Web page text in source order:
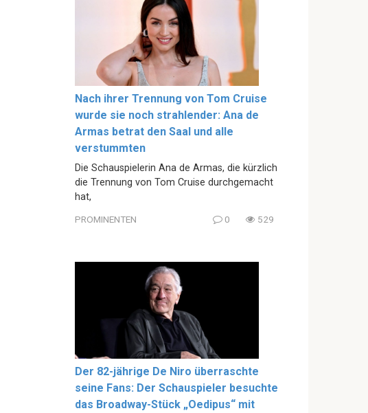
Nach ihrer Trennung von Tom Cruise
wurde sie noch strahlender: Ana de
Armas betrat den Saal und alle
verstummten
Die Schauspielerin Ana de Armas, die kürzlich
die Trennung von Tom Cruise durchgemacht
hat,
PROMINENTEN 0 529
Der 82-jährige De Niro überraschte
seine Fans: Der Schauspieler besuchte
das Broadway-Stück „Oedipus“ mit